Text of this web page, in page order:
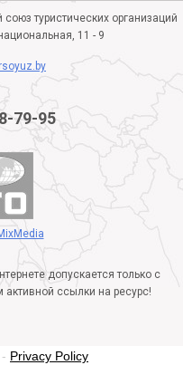
туристических организаций
11 - 9
79-95
допускается только с
активной ссылки на ресурс!
- Privacy Policy